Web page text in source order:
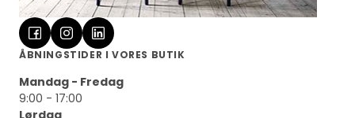
ÅBNINGSTIDER I VORES BUTIK
Mandag - Fredag
9:00 - 17:00
Lørdag